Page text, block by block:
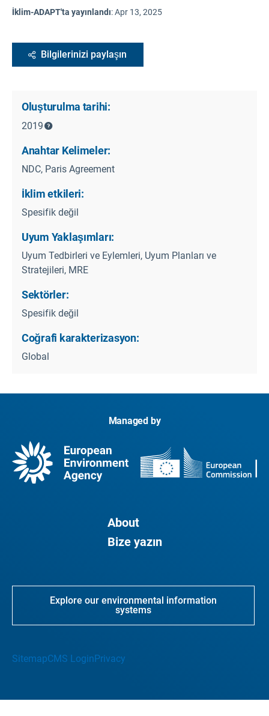
İklim-ADAPT'ta yayınlandı:Apr 13, 2025
Bilgilerinizi paylaşın
Oluşturulma tarihi:
2019
Anahtar Kelimeler:
NDC, Paris Agreement
İklim etkileri:
Spesifik değil
Uyum Yaklaşımları:
Uyum Tedbirleri ve Eylemleri, Uyum Planları ve
Stratejileri, MRE
Sektörler:
Spesifik değil
Coğrafi karakterizasyon:
Global
Managed by
About
Bize yazın
Explore our environmental information
systems
SitemapCMS LoginPrivacy